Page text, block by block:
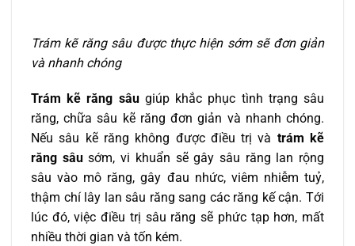
Trám kẽ răng sâu được thực hiện sớm sẽ đơn giản
và nhanh chóng
Trám kẽ răng sâugiúp khắc phục tình trạng sâu
răng, chữa sâu kẽ răng đơn giản và nhanh chóng.
Nếu sâu kẽ răng không được điều trị và trám kẽ
răng sâusớm, vi khuẩn sẽ gây sâu răng lan rộng
sâu vào mô răng, gây đau nhức, viêm nhiễm tuỷ,
thậm chí lây lan sâu răng sang các răng kế cận. Tới
lúc đó, việc điều trị sâu răng sẽ phức tạp hơn, mất
nhiều thời gian và tốn kém.